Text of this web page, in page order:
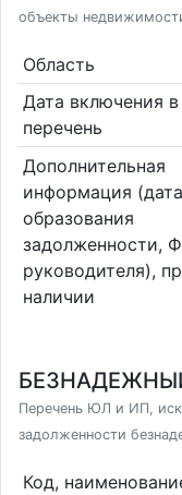
объекты
Область
Дата включения в
перечень
Дополнительная
информация (дата
образования
задолженности,
руководителя),
наличии
Перечень ЮЛ и ИП,
задолженности
Код,